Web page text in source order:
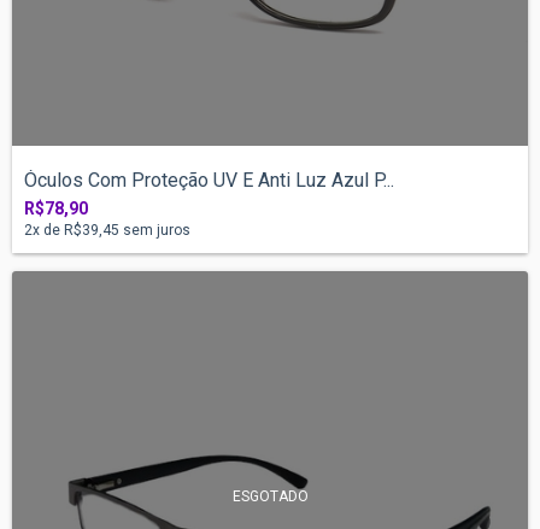
Óculos Com Proteção UV E Anti Luz Azul P...
R$78,90
2x de R$39,45 sem juros
ESGOTADO